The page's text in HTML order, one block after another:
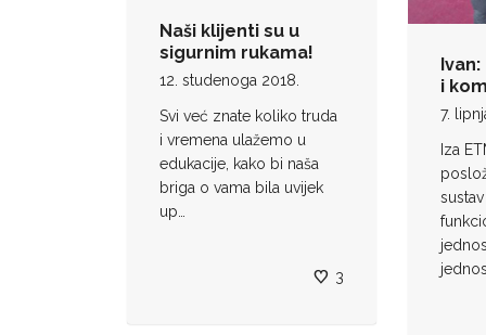
i
7.
Iza
Naši klijenti su u
sigurnim rukama!
12. studenoga 2018.
Svi već znate koliko truda
i vremena ulažemo u
edukacije, kako bi naša
briga o vama bila uvijek
up…
3